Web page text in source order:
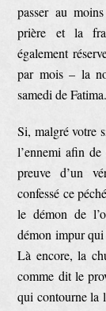
passer au
prière et la
également
par mois – la
samedi de Fatima.
Si, malgré votre
l’ennemi afin
preuve d’un
confessé ce
le démon de
démon impur
Là encore, la
comme dit le
qui contourne la